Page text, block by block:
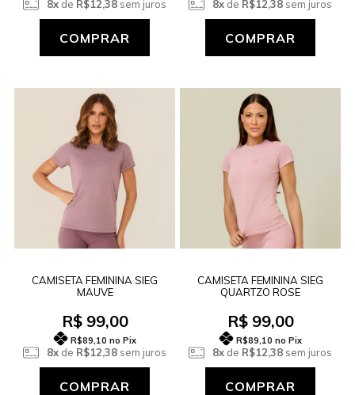
8xde R$12,38sem juros
COMPRAR
8xde R$12,38sem juros
COMPRAR
CAMISETA FEMININA SIEG
MAUVE
R$ 99,00
R$89,10 no Pix
8xde R$12,38sem juros
COMPRAR
CAMISETA FEMININA SIEG
QUARTZO ROSE
R$ 99,00
R$89,10 no Pix
8xde R$12,38sem juros
COMPRAR